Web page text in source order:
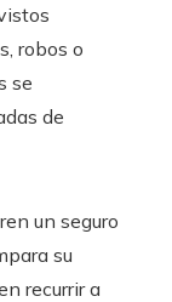
robos o
se
de
un seguro
su
recurrir a